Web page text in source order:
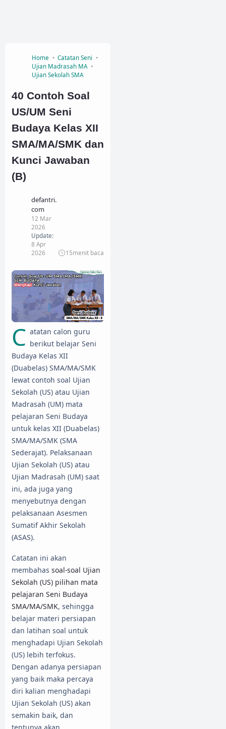
Home
Catatan Seni
Ujian Madrasah MA
Ujian Sekolah SMA
40 Contoh Soal
US/UM Seni
Budaya Kelas XII
SMA/MA/SMK dan
Kunci Jawaban
(B)
defantri.
com
12 Mar
2026
Update:
8 Apr
2026
15menit baca
C atatan calon guru
berikut belajar Seni
Budaya Kelas XII
(Duabelas) SMA/MA/SMK
lewat contoh soal Ujian
Sekolah (US) atau Ujian
Madrasah (UM) mata
pelajaran Seni Budaya
untuk kelas XII (Duabelas)
SMA/MA/SMK (SMA
Sederajat). Pelaksanaan
Ujian Sekolah (US) atau
Ujian Madrasah (UM) saat
ini, ada juga yang
menyebutnya dengan
pelaksanaan Asesmen
Sumatif Akhir Sekolah
(ASAS).
Catatan ini akan
membahas soal-soal Ujian
Sekolah (US) pilihan mata
pelajaran Seni Budaya
SMA/MA/SMK, sehingga
belajar materi persiapan
dan latihan soal untuk
menghadapi Ujian Sekolah
(US) lebih terfokus.
Dengan adanya persiapan
yang baik maka percaya
diri kalian menghadapi
Ujian Sekolah (US) akan
semakin baik, dan